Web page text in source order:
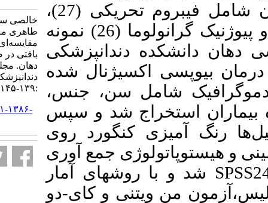
۸۰ نمونه ضایعه واکنش دهان شامل فیبروم تحریکی (27)،
فیبروم اسیفیه محیطی (27) و پیوژنیک گرانولوما (26) نمونه
دندانپزشکی
اکسیژنال شده
سن، جنس،
شد و سپس
کنگورد روی
جمع آوری
روشهای آمار
ویتنی و کای-دو
خالصی سعیده، رضوی سید محمد،
طاهری مه تاسادات. بررسی
مقایسه‌ای فراوانی ائوزینوفیل‌های
بافتی در ضایعات شایع واکنشی
دهان. مجله تحقیق در علوم
دندانپزشکی. ۱۴۰۲; ۲۰ (۳)
URL:http://jrds.ir/article-۱-۱۳۸۶-